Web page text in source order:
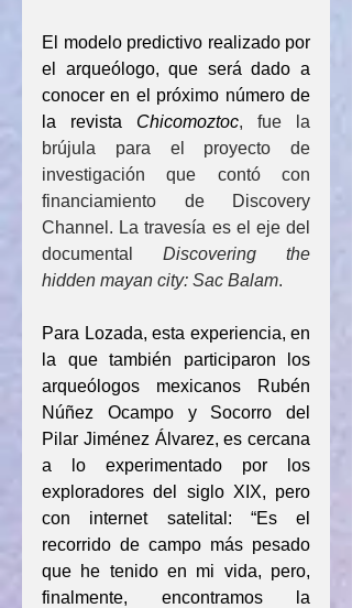
El modelo predictivo realizado por
el arqueólogo, que será dado a
conocer en el próximo número de
la revista Chicomoztoc, fue la
brújula para el proyecto de
investigación que contó con
financiamiento de Discovery
Channel. La travesía es el eje del
documental Discovering the
hidden mayan city: Sac Balam.
Para Lozada, esta experiencia, en
la que también participaron los
arqueólogos mexicanos Rubén
Núñez Ocampo y Socorro del
Pilar Jiménez Álvarez, es cercana
a lo experimentado por los
exploradores del siglo XIX, pero
con internet satelital: “Es el
recorrido de campo más pesado
que he tenido en mi vida, pero,
finalmente, encontramos la